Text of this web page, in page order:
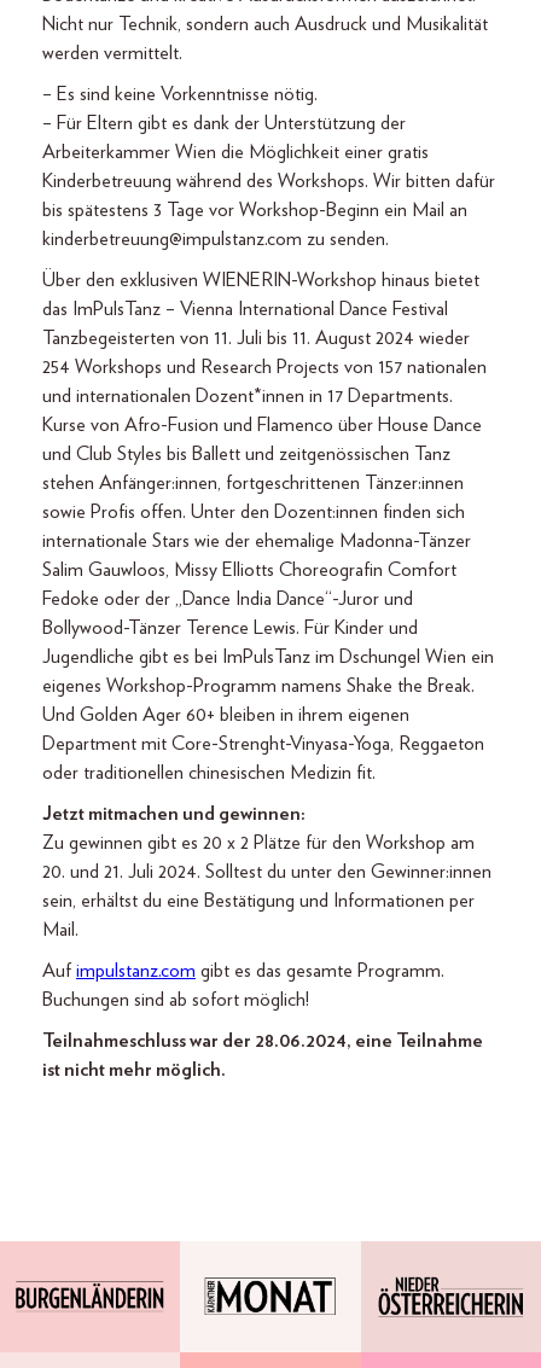
Nicht nur Technik, sondern auch Ausdruck und Musikalität
werden vermittelt.
– Es sind keine Vorkenntnisse nötig.
– Für Eltern gibt es dank der Unterstützung der
Arbeiterkammer Wien die Möglichkeit einer gratis
Kinderbetreuung während des Workshops. Wir bitten dafür
bis spätestens 3 Tage vor Workshop-Beginn ein Mail an
kinderbetreuung@impulstanz.com zu senden.
Über den exklusiven WIENERIN-Workshop hinaus bietet
das ImPulsTanz – Vienna International Dance Festival
Tanzbegeisterten von 11. Juli bis 11. August 2024 wieder
254 Workshops und Research Projects von 157 nationalen
und internationalen Dozent*innen in 17 Departments.
Kurse von Afro-Fusion und Flamenco über House Dance
und Club Styles bis Ballett und zeitgenössischen Tanz
stehen Anfänger:innen, fortgeschrittenen Tänzer:innen
sowie Profis offen. Unter den Dozent:innen finden sich
internationale Stars wie der ehemalige Madonna-Tänzer
Salim Gauwloos, Missy Elliotts Choreografin Comfort
Fedoke oder der „Dance India Dance“-Juror und
Bollywood-Tänzer Terence Lewis. Für Kinder und
Jugendliche gibt es bei ImPulsTanz im Dschungel Wien ein
eigenes Workshop-Programm namens Shake the Break.
Und Golden Ager 60+ bleiben in ihrem eigenen
Department mit Core-Strenght-Vinyasa-Yoga, Reggaeton
oder traditionellen chinesischen Medizin fit.
Jetzt mitmachen und gewinnen:
Zu gewinnen gibt es 20 x 2 Plätze für den Workshop am
20. und 21. Juli 2024. Solltest du unter den Gewinner:innen
sein, erhältst du eine Bestätigung und Informationen per
Mail.
Auf impulstanz.com gibt es das gesamte Programm.
Buchungen sind ab sofort möglich!
Teilnahmeschluss war der 28.06.2024, eine Teilnahme
ist nicht mehr möglich.